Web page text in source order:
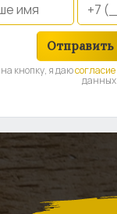
Отправить
кнопку, я даюсогласие
данных